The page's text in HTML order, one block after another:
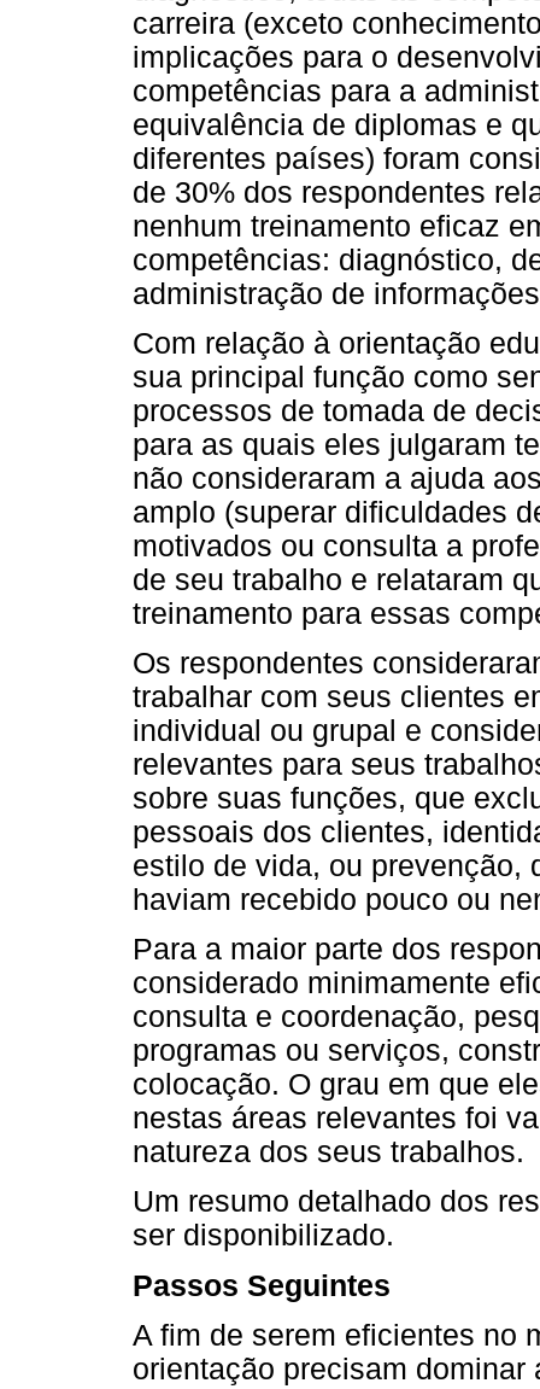
carreira (exceto
implicações para o
competências para a
equivalência de diplomas e
diferentes países) foram
de 30% dos respondentes
nenhum treinamento eficaz
competências: diagnóstico,
administração de
Com relação à orientação
sua principal função como
processos de tomada de
para as quais eles julgaram
não consideraram a ajuda
amplo (superar dificuldades
motivados ou consulta a
de seu trabalho e relataram
treinamento para essas
Os respondentes
trabalhar com seus clientes
individual ou grupal e
relevantes para seus
sobre suas funções, que
pessoais dos clientes,
estilo de vida, ou prevenção,
haviam recebido pouco ou
Para a maior parte dos
considerado minimamente
consulta e coordenação,
programas ou serviços,
colocação. O grau em que
nestas áreas relevantes foi
natureza dos seus trabalhos.
Um resumo detalhado dos
ser disponibilizado.
Passos Seguintes
A fim de serem eficientes no
orientação precisam